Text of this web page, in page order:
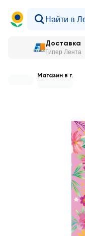
Доставка
Гипер Лента
Магазин в г.